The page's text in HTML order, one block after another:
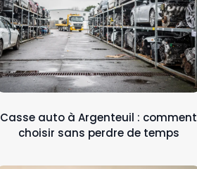
Casse auto à Argenteuil : comment
choisir sans perdre de temps